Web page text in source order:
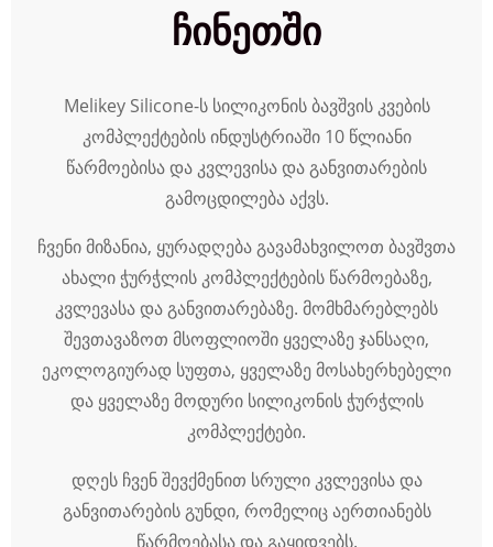
ჩინეთში
Melikey Silicone-ს სილიკონის ბავშვის კვების
კომპლექტების ინდუსტრიაში 10 წლიანი
წარმოებისა და კვლევისა და განვითარების
გამოცდილება აქვს.
ჩვენი მიზანია, ყურადღება გავამახვილოთ ბავშვთა
ახალი ჭურჭლის კომპლექტების წარმოებაზე,
კვლევასა და განვითარებაზე. მომხმარებლებს
შევთავაზოთ მსოფლიოში ყველაზე ჯანსაღი,
ეკოლოგიურად სუფთა, ყველაზე მოსახერხებელი
და ყველაზე მოდური სილიკონის ჭურჭლის
კომპლექტები.
დღეს ჩვენ შევქმენით სრული კვლევისა და
განვითარების გუნდი, რომელიც აერთიანებს
წარმოებასა და გაყიდვებს.